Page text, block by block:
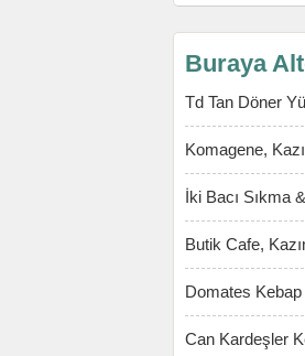
Buraya
Td Tan Döner
Komagene,
İki Bacı Sıkma
Butik Cafe,
Domates
Can Kardeşler